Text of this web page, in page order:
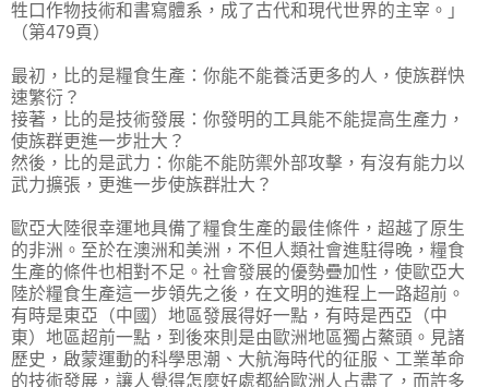
牲口作物技術和書寫體系，成了古代和現代世界的主宰。」
（第479頁）
最初，比的是糧食生產：你能不能養活更多的人，使族群快
速繁衍？
接著，比的是技術發展：你發明的工具能不能提高生產力，
使族群更進一步壯大？
然後，比的是武力：你能不能防禦外部攻擊，有沒有能力以
武力擴張，更進一步使族群壯大？
歐亞大陸很幸運地具備了糧食生產的最佳條件，超越了原生
的非洲。至於在澳洲和美洲，不但人類社會進駐得晚，糧食
生產的條件也相對不足。社會發展的優勢疊加性，使歐亞大
陸於糧食生產這一步領先之後，在文明的進程上一路超前。
有時是東亞（中國）地區發展得好一點，有時是西亞（中
東）地區超前一點，到後來則是由歐洲地區獨占鰲頭。見諸
歷史，啟蒙運動的科學思潮、大航海時代的征服、工業革命
的技術發展，讓人覺得怎麼好處都給歐洲人占盡了，而許多